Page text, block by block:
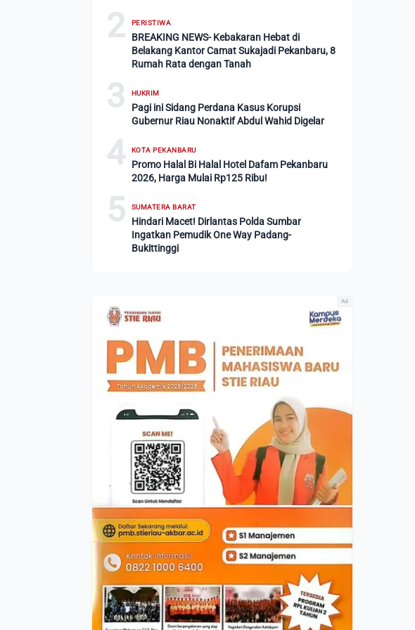
2 PERISTIWA
BREAKING NEWS- Kebakaran Hebat di
Belakang Kantor Camat Sukajadi Pekanbaru, 8
Rumah Rata dengan Tanah
3 HUKRIM
Pagi ini Sidang Perdana Kasus Korupsi
Gubernur Riau Nonaktif Abdul Wahid Digelar
4 KOTA PEKANBARU
Promo Halal Bi Halal Hotel Dafam Pekanbaru
2026, Harga Mulai Rp125 Ribu!
5 SUMATERA BARAT
Hindari Macet! Dirlantas Polda Sumbar
Ingatkan Pemudik One Way Padang-
Bukittinggi
Ad